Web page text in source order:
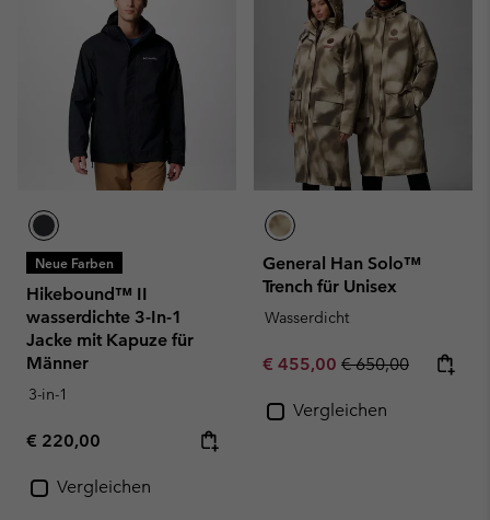
Neue Farben
Hikebound™ II
wasserdichte 3-In-1
Jacke mit Kapuze für
Männer
3-in-1
Regular price:
€ 220,00
Vergleichen
General Han Solo™
Trench für Unisex
Wasserdicht
Sale price:
€ 455,00 Regular price:
€ 650,00
Vergleichen